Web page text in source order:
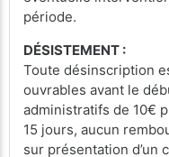
période.
DÉSISTEMENT :
Toute désinscription
ouvrables avant le
administratifs de 10€
15 jours, aucun
sur présentation d’un